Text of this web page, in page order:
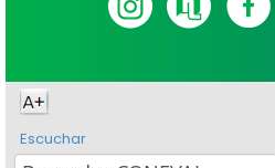
Escuchar